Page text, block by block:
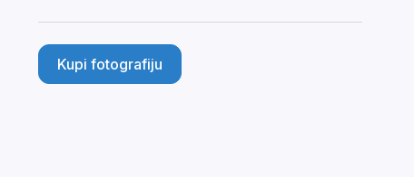
Kupi fotografiju